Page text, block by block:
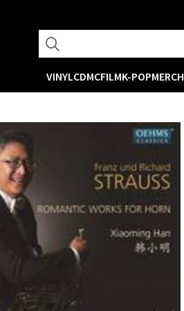
VINYLCDMCFILMK-POPMERCH